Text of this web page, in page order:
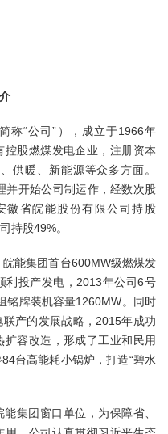
称“公司”），成立于1966年
控股燃煤发电企业，注册资本
供暖、新能源等众多方面。
并开始公司制运作，经数次股
徽省皖能股份有限公司持股
持股49%。
能集团首台600MW级燃煤发
利投产发电，2013年公司6号
铭牌装机容量1260MW。同时
产的发展战略，2015年成功
容改造，形成了工业和民用
台高能耗小锅炉，打造“碧水
集团窗口单位，为保障省、